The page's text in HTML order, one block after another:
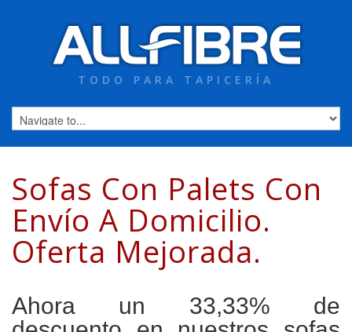
TODO PARA TAPICERÍA
Sofas Con Palets Con
Envío A Domicilio.
Oferta Mejorada.
Ahora un 33,33% de